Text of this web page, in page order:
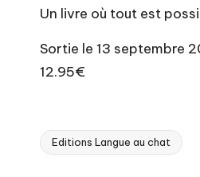
Un livre où tout est
Sortie le 13 septembre
12.95€
Tags:
Editions Langue au chat